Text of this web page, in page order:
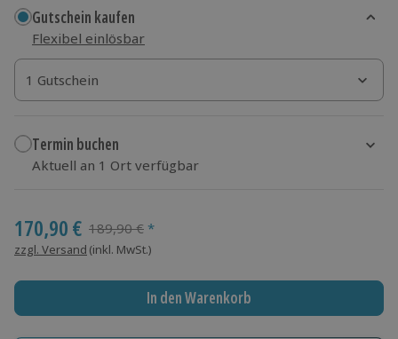
Gutschein kaufen
Flexibel einlösbar
1 Gutschein
1 Gutschein
1 Gutschein
Termin buchen
Aktuell an 1 Ort verfügbar
170,90 € Streichpreis
189,90 € *
zzgl. Versand (inkl. MwSt.)
In den Warenkorb